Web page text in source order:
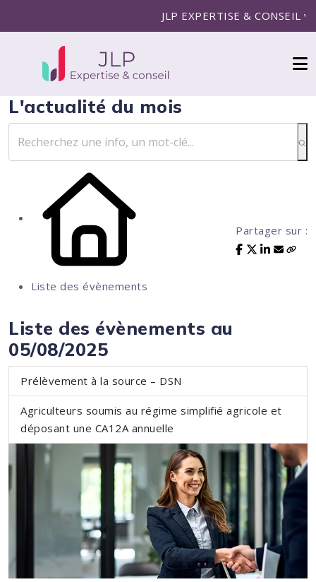
JLP EXPERTISE & CONSEIL
L'actualité du mois
Liste des évènements
Partager sur :
Liste des évènements au
05/08/2025
Prélèvement à la source – DSN
Agriculteurs soumis au régime simplifié agricole et
déposant une CA12A annuelle